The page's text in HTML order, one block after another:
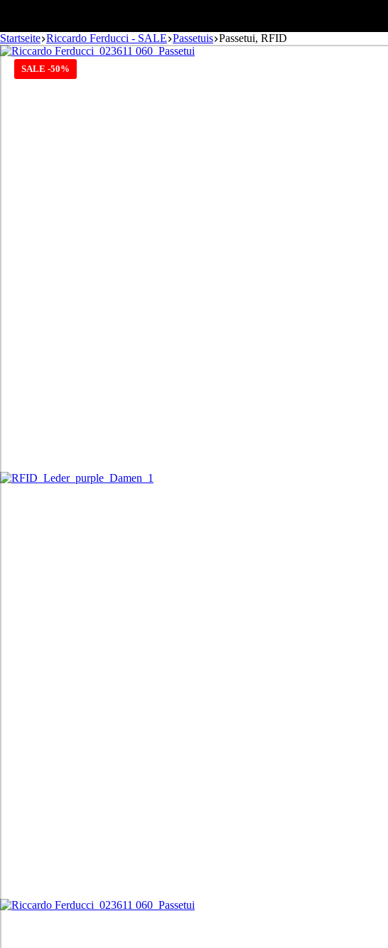
Startseite Riccardo Ferducci - SALE Passetuis Passetui, RFID
SALE -50%